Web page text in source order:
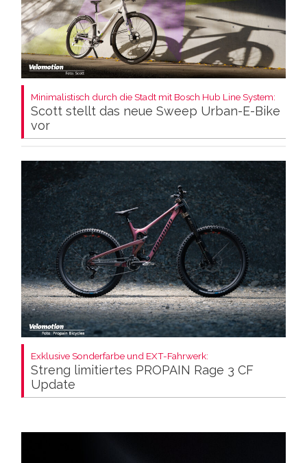
Minimalistisch durch die Stadt mit Bosch Hub Line System:
Scott stellt das neue Sweep Urban-E-Bike
vor
Exklusive Sonderfarbe und EXT-Fahrwerk:
Streng limitiertes PROPAIN Rage 3 CF
Update